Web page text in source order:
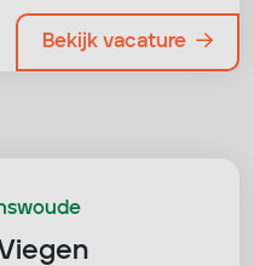
Bekijk vacature